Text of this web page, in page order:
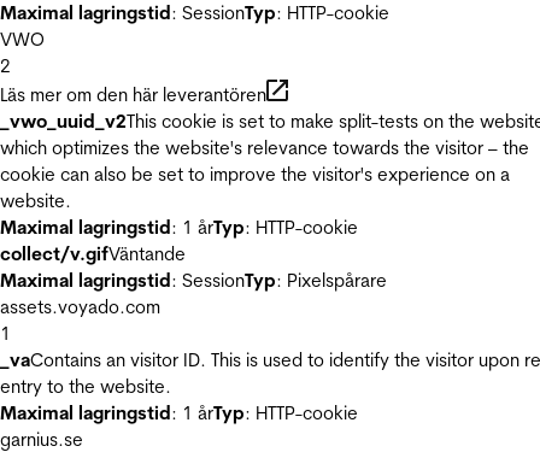
Maximal lagringstid: SessionTyp: HTTP-cookie
VWO
2
Läs mer om den här leverantören
_vwo_uuid_v2This cookie is set to make split-tests on the
which optimizes the website's relevance towards the visitor – the
cookie can also be set to improve the visitor's experience on a
website.
Maximal lagringstid: 1 årTyp: HTTP-cookie
collect/v.gifVäntande
Maximal lagringstid: SessionTyp: Pixelspårare
assets.voyado.com
1
_vaContains an visitor ID. This is used to identify the visitor upon
entry to the website.
Maximal lagringstid: 1 årTyp: HTTP-cookie
garnius.se